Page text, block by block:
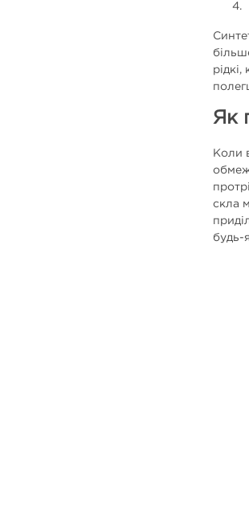
Як
Коли
скла
будь-